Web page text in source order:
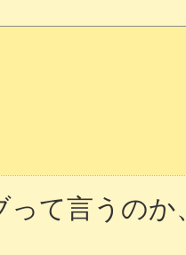
て言うのか、